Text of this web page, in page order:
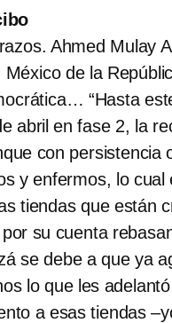
Ahmed Mulay
de la
“Hasta
abril en fase 2, la
con persistencia
y enfermos, lo cual
tiendas que están
su cuenta
se debe a que ya
lo que les
a esas tiendas